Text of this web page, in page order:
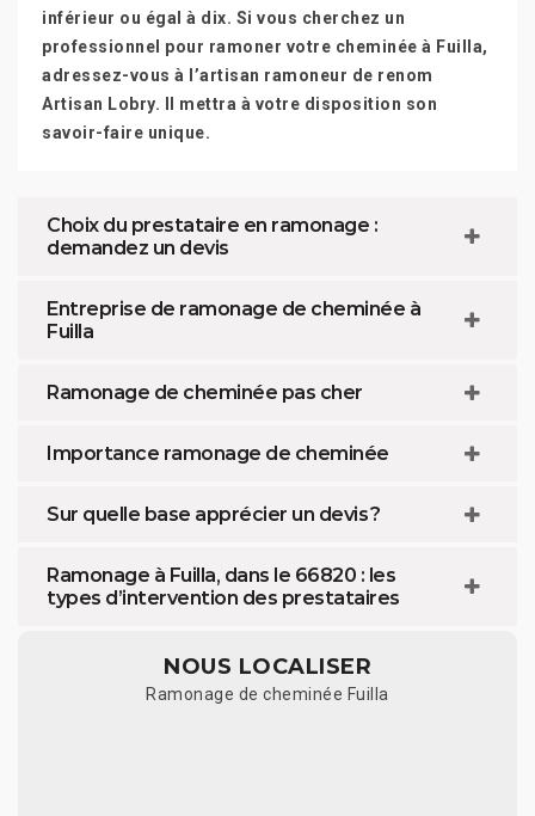
inférieur ou égal à dix. Si vous cherchez un
professionnel pour ramoner votre cheminée à Fuilla,
adressez-vous à l’artisan ramoneur de renom
Artisan Lobry. Il mettra à votre disposition son
savoir-faire unique.
Choix du prestataire en ramonage :
demandez un devis
Entreprise de ramonage de cheminée à
Fuilla
Ramonage de cheminée pas cher
Importance ramonage de cheminée
Sur quelle base apprécier un devis ?
Ramonage à Fuilla, dans le 66820 : les
types d’intervention des prestataires
NOUS LOCALISER
Ramonage de cheminée Fuilla